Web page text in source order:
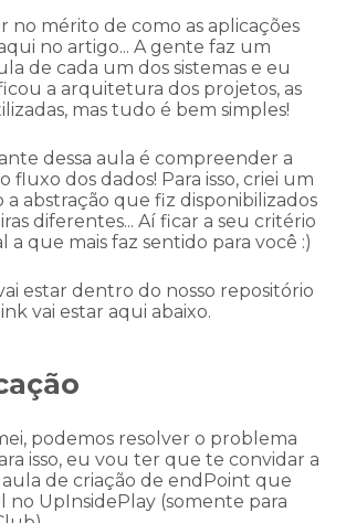
no mérito de como as aplicações
no artigo... A gente faz um
de cada um dos sistemas e eu
a arquitetura dos projetos, as
mas tudo é bem simples!
dessa aula é compreender a
fluxo dos dados! Para isso, criei um
abstração que fiz disponibilizados
diferentes... Aí ficar a seu critério
a que mais faz sentido para você :)
estar dentro do nosso repositório
vai estar aqui abaixo.
podemos resolver o problema
isso, eu vou ter que te convidar a
aula de criação de endPoint que
no UpInsidePlay (somente para